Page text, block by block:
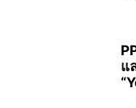
แ